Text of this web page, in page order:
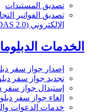
تصديق المستندات
تصديق الفواتير
الإلكتروني (eDAS 2.0)
الخدمات
إصدار جواز سفر
تجديد جواز سفر
إستبدال جواز
إلغاء جواز سفر
خدمات الدعوات